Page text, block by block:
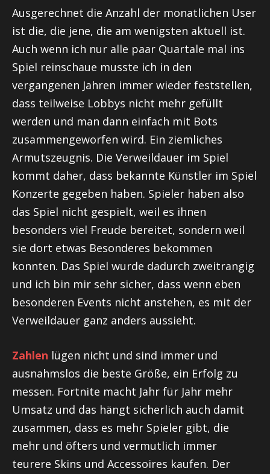
Ausgerechnet die Anzahl der monatlichen User
ist die, die jene, die am wenigsten aktuell ist.
Auch wenn ich nur alle paar Quartale mal ins
Spiel reinschaue musste ich in den
vergangenen Jahren immer wieder feststellen,
dass teilweise Lobbys nicht mehr gefüllt
werden und man dann einfach mit Bots
zusammengeworfen wird. Ein ziemliches
Armutszeugnis. Die Verweildauer im Spiel
kommt daher, dass bekannte Künstler im Spiel
Konzerte gegeben haben. Spieler haben also
das Spiel nicht gespielt, weil es ihnen
besonders viel Freude bereitet, sondern weil
sie dort etwas Besonderes bekommen
konnten. Das Spiel wurde dadurch zweitrangig
und ich bin mir sehr sicher, dass wenn eben
besonderen Events nicht anstehen, es mit der
Verweildauer ganz anders aussieht.
Zahlen lügen nicht und sind immer und
ausnahmslos die beste Größe, ein Erfolg zu
messen. Fortnite macht Jahr für Jahr mehr
Umsatz und das hängt sicherlich auch damit
zusammen, dass es mehr Spieler gibt, die
mehr und öfters und vermutlich immer
teurere Skins und Accessoires kaufen. Der